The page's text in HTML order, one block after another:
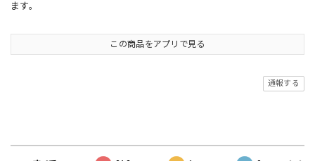
ます。
この商品をアプリで見る
通報する